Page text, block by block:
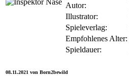
Autor:
Illustrator:
Spieleverlag:
Empfohlenes Alter:
Spieldauer:
08.11.2021 von Born2bewild